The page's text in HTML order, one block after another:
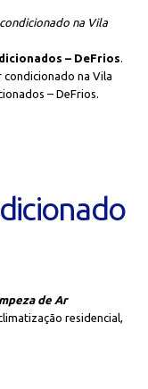
na Vila
– DeFrios.
na Vila
– DeFrios.
de Ar
residencial,